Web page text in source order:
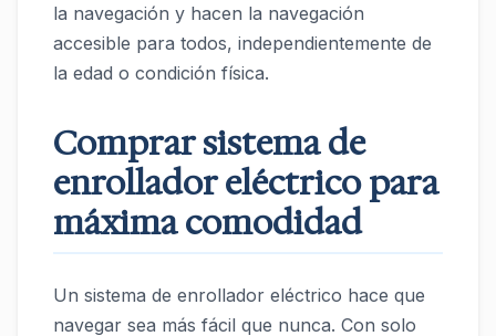
la navegación y hacen la navegación
accesible para todos, independientemente de
la edad o condición física.
Comprar sistema de
enrollador eléctrico para
máxima comodidad
Un sistema de enrollador eléctrico hace que
navegar sea más fácil que nunca. Con solo